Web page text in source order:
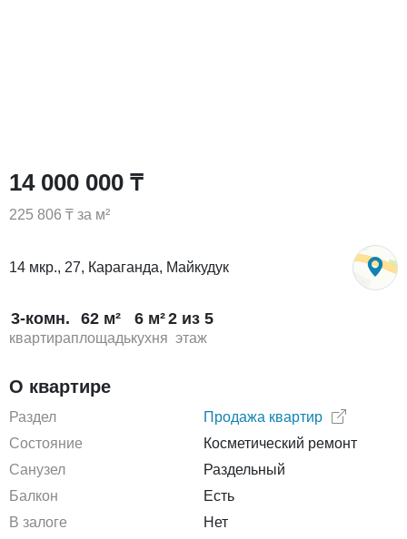
14 000 000 ₸
225 806 ₸ за м²
14 мкр., 27, Караганда, Майкудук
3-комн.
квартира
62 м²
площадь
6 м²
кухня
2 из 5
этаж
О квартире
Раздел
Продажа квартир
Состояние
Косметический ремонт
Санузел
Раздельный
Балкон
Есть
В залоге
Нет